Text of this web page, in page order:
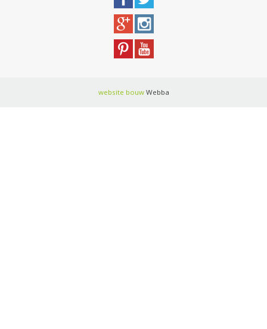
website bouwWebba